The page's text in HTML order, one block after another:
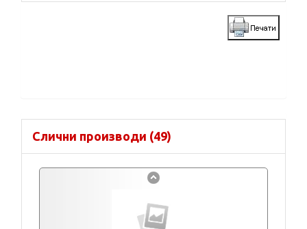
Слични производи (49)